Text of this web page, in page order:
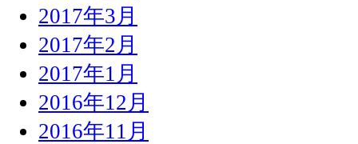
2017年3月
2017年2月
2017年1月
2016年12月
2016年11月